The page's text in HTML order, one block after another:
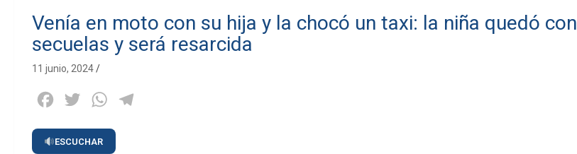
Venía en moto con su hija y la chocó un taxi: la niña quedó con
secuelas y será resarcida
11 junio, 2024
Facebook
Twitter WhatsApp
ESCUCHAR